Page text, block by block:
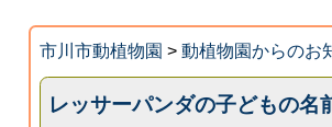
市川市動植物園 > 動植物園からのお
レッサーパンダの子どもの名